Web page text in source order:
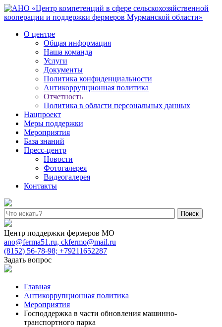
О центре
Общая информация
Наша команда
Услуги
Документы
Политика конфиденциальности
Антикоррупционная политика
Отчетность
Политика в области персональных данных
Нацпроект
Меры поддержки
Мероприятия
База знаний
Пресс-центр
Новости
Фотогалерея
Видеогалерея
Контакты
Поиск
Центр поддержки фермеров МО
ano@ferma51.ru, ckfermo@mail.ru
(8152) 56-78-98; +79211652287
Задать вопрос
Главная
Антикоррупционная политика
Мероприятия
Господдержка в части обновления машинно-
транспортного парка